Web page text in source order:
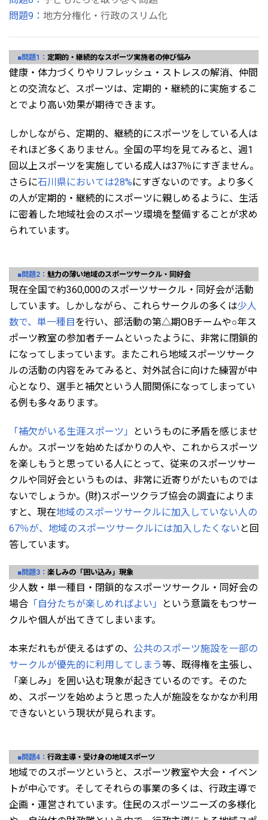
問題9： 地方分権化・行政のスリム化
■問題1： 定期的・継続的なスポーツ実施者の伸び悩み
健康・体力づくりやリフレッシュ・ストレスの解消、仲間
との交流など、スポーツは、定期的・継続的に実施するこ
とでより高い効果が期待できます。
しかしながら、定期的、継続的にスポーツをしている人は
それほど多くありません。全国の平均を見てみると、週1
回以上スポーツを実施している成人は37％にすぎません。
さらに石川県においては28%にすぎないのです。より多く
の人が定期的・継続的にスポーツに親しめるように、生活
に密着した地域社会のスポーツ環境を整備することが求め
られています。
■問題2： 魅力の薄い地域のスポーツサークル・同好会
現在全国で約360,000のスポーツサークル・同好会が活動
しています。しかしながら、これらサークルの多くは少人
数で、単一種目を行い、部活動の第△期OBチームや○年ス
ポーツ教室の参加者チームといったように、非常に閉鎖的
になってしまっています。またこれら地域スポーツサーク
ルの活動の内容をみてみると、対外試合に向けた練習が中
心となり、選手と補欠という人間関係になってしまってい
る例も多々あります。
「補欠がいる生涯スポーツ」
というものに矛盾を感じませ
んか。スポーツを始めたばかりの人や、これからスポーツ
を楽しもうと思っている人にとって、従来のスポーツサー
クルや同好会というものは、非常に近寄りがたいものでは
ないでしょうか。(財)スポーツクラブ協会の調査によりま
すと、現在地域のスポーツサークルに加入していない人の
67％が、地域のスポーツサークルには加入したくない と回
答しています。
■問題3： 楽しみの「囲い込み」現象
少人数・単一種目・閉鎖的なスポーツサークル・同好会の
場合 「自分たちが楽しめればよい」
という意識をもつサー
クルや個人が出てきてしまいます。
本来だれもが使えるはずの、 公共のスポーツ施設を一部の
サークルが優先的に利用してしまう等、既得権を主張し、
「楽しみ」を囲い込む現象が起きているのです。そのた
め、スポーツを始めようと思った人が施設をなかなか利用
できないという現状が見られます。
■問題4： 行政主導・受け身の地域スポーツ
地域でのスポーツというと、スポーツ教室や大会・イベン
トが中心です。そしてそれらの事業の多くは、行政主導で
企画・運営されています。住民のスポーツニーズの多様化